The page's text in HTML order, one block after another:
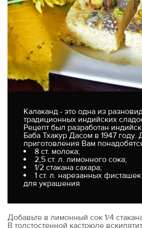
Калаканд - это одна из
традиционных индийских
Рецепт был разработан
Баба Тхакур Дасом в 1947 году.
приготовления Вам
8 ст. молока;
2,5 ст. л. лимонного сока;
1/2 стакана сахара;
1 ст. л. нарезанных
для украшения
Добавьте в лимонный сок 1/4
В толстостенной кастрюле